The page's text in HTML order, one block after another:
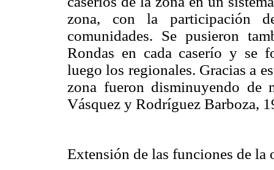
zona, con la participación
comunidades. Se pusieron
Rondas en cada caserío y se
luego los regionales. Gracias a
zona fueron disminuyendo de
Vásquez y Rodríguez Barboza,
Extensión de las funciones de la